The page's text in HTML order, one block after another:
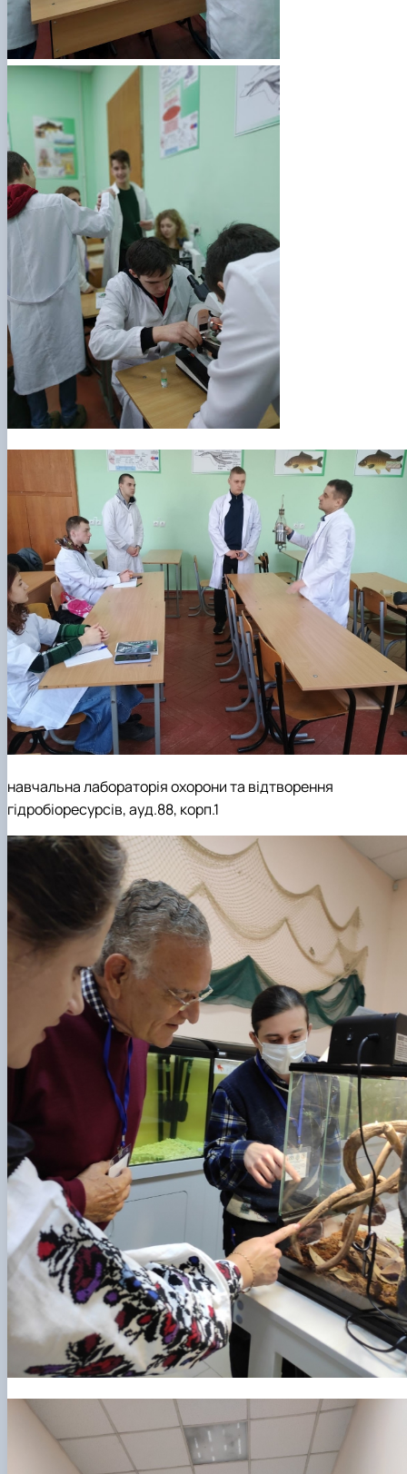
навчальна лабораторія охорони та відтворення
гідробіоресурсів, ауд.88, корп.1